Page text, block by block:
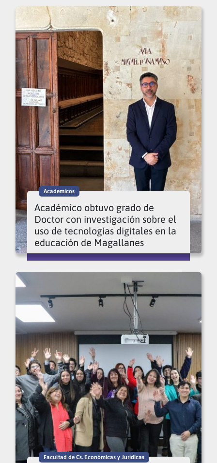
Academicos
Académico obtuvo grado de
Doctor con investigación sobre el
uso de tecnologías digitales en la
educación de Magallanes
Facultad de Cs. Económicas y Jurídicas